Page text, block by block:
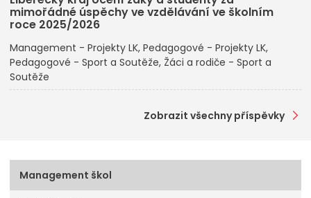
mimořádné úspěchy ve vzdělávání ve školním
roce 2025/2026
Management - Projekty LK Pedagogové - Projekty LK
Pedagogové - Sport a Soutěže Žáci a rodiče - Sport a
Soutěže
Zobrazit všechny příspěvky
Management škol